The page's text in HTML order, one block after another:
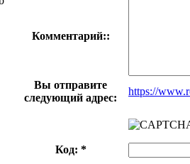
Комментарий::
Вы отправите
следующий адрес:
https://
Код: *